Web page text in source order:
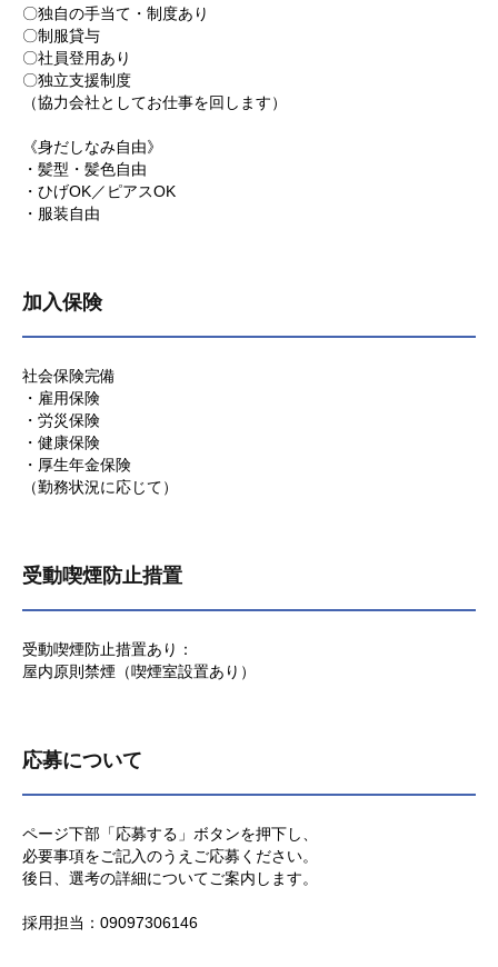
〇独自の手当て・制度あり
〇制服貸与
〇社員登用あり
〇独立支援制度
（協力会社としてお仕事を回します）
《身だしなみ自由》
・髪型・髪色自由
・ひげOK／ピアスOK
・服装自由
加入保険
社会保険完備
・雇用保険
・労災保険
・健康保険
・厚生年金保険
（勤務状況に応じて）
受動喫煙防止措置
受動喫煙防止措置あり：
屋内原則禁煙（喫煙室設置あり）
応募について
ページ下部「応募する」ボタンを押下し、
必要事項をご記入のうえご応募ください。
後日、選考の詳細についてご案内します。
採用担当：09097306146